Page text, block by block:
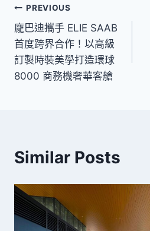
文
章
導
覽
PREVIOUS
龐巴迪攜手 ELIE SAAB
首度跨界合作！以高級
訂製時裝美學打造環球
8000 商務機奢華客艙
Similar Posts